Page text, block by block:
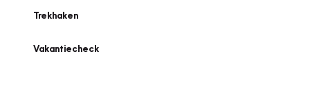
Trekhaken
Vakantiecheck